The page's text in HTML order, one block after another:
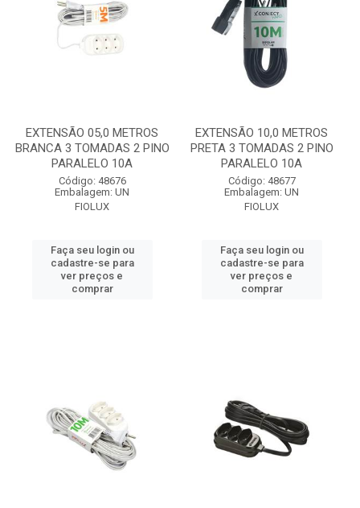
EXTENSÃO 05,0 METROS
BRANCA 3 TOMADAS 2 PINO
PARALELO 10A
Código: 48676
Embalagem: UN
FIOLUX
Faça seu login ou
cadastre-se para
ver preços e
comprar
EXTENSÃO 10,0 METROS
PRETA 3 TOMADAS 2 PINO
PARALELO 10A
Código: 48677
Embalagem: UN
FIOLUX
Faça seu login ou
cadastre-se para
ver preços e
comprar